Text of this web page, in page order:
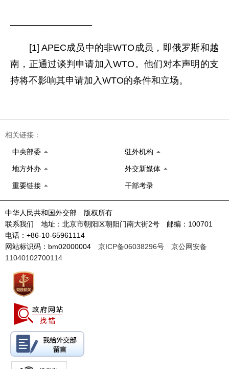
[1] APEC成员中的非WTO成员，即俄罗斯和越
南，正通过谈判申请加入WTO。他们对本声明的支
持将不影响其申请加入WTO的条件和立场。
相关链接：
中央部委 驻外机构
地方外办 外交新媒体
重要链接 干部考录
中华人民共和国外交部 版权所有
联系我们 地址：北京市朝阳区朝阳门南大街2号 邮编：100701
电话：+86-10-65961114
网站标识码：bm02000004 京ICP备06038296号
京公网安备
11040102700114